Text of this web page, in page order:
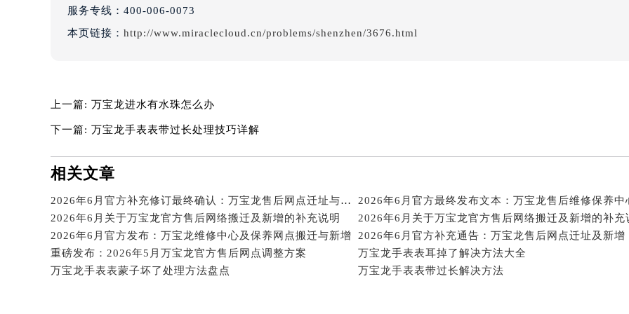
辽宁省沈阳市沈河区中街路83号亨得利名表维修授权店1楼万宝龙售后服务中心（需提前预约）
北京市朝阳区建国门外大街甲6号华熙国际中心D座11层1102室万宝龙售后服务中心（北京总部）（
内蒙古自治区巴彦淖尔市临河区新华街万宝龙售后服务中心（需提前预约）
内蒙古自治区包头市青山区幸福路甲3号王府井百货名表维修万宝龙售后服务中心（需提前预约）
内蒙古自治区通辽市科尔沁区明仁大街万宝龙售后服务中心（需提前预约）
内蒙古自治区乌海市海勃湾区人民南路万宝龙售后服务中心（需提前预约）
内蒙古自治区乌兰察布市集宁区恩和大街万宝龙售后服务中心（需提前预约）
内蒙古自治区锡林郭勒盟市锡林浩特市光明街与额尔敦路交叉口万宝龙售后服务中心（需提前预约）
服务专线： 400-006-0073
本页链接： http://www.miraclecloud.cn/problems/shenzhen/3676.html
上一篇: 万宝龙进水有水珠怎么办
下一篇: 万宝龙手表表带过长处理技巧详解
相关文章
2026年6月官方补充修订最终确认：万宝龙售后网点迁址与新增
2026年6月关于万宝龙官方售后网络搬迁及新增的补充说明
2026年6月官方发布：万宝龙维修中心及保养网点搬迁与新增
2026年6月官方补充通告：万宝龙售后网点迁址及新增
重磅发布：2026年5月万宝龙官方售后网点调整方案
万宝龙手表表耳掉了解决方法大全
万宝龙手表表蒙子坏了处理方法盘点
万宝龙手表表带过长解决方法